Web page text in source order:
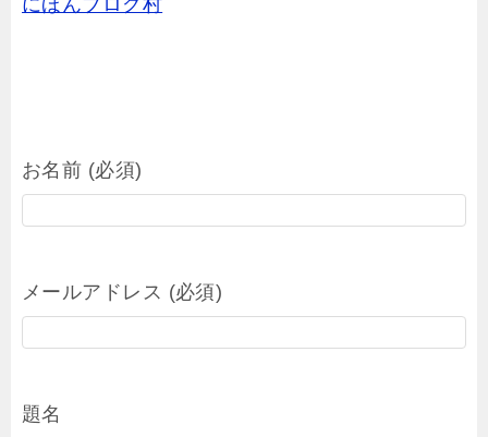
にほんブログ村
お名前 (必須)
メールアドレス (必須)
題名